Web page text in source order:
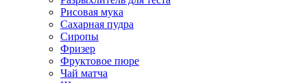
Рисовая мука
Сахарная пудра
Сиропы
Фризер
Фруктовое пюре
Чай матча